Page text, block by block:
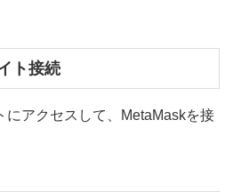
ト接続
にアクセスして、MetaMaskを接